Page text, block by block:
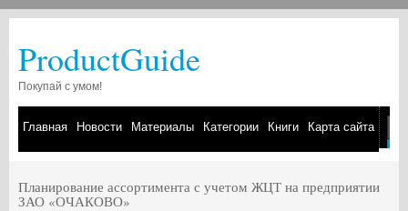
ProductGuide
Покупай с умом!
Главная Новости Материалы Категории Книги Карта сайта
Планирование ассортимента с учетом ЖЦТ на предприятии
ЗАО «ОЧАКОВО»